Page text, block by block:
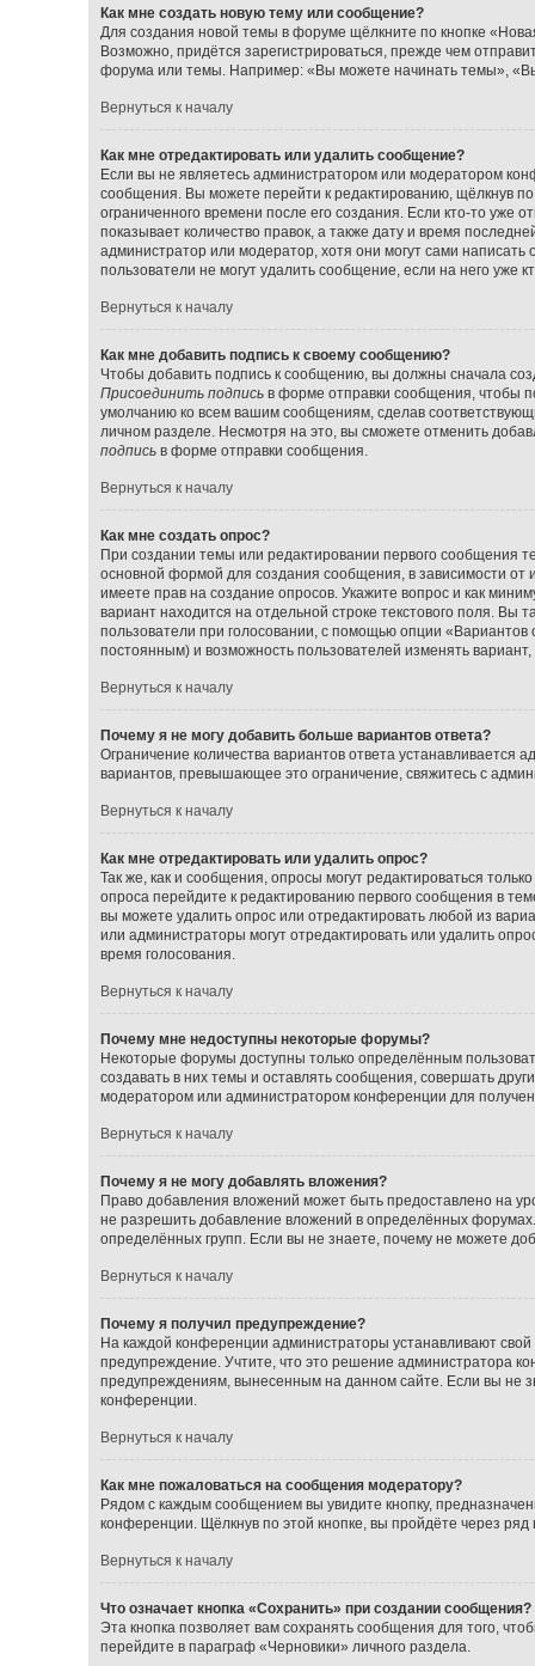
Как мне создать новую тему или сообщение?
Для создания новой темы в форуме щёлкните по кнопке
Возможно, придётся зарегистрироваться, прежде чем
форума или темы. Например: «Вы можете начинать темы»,
Вернуться к началу
Как мне отредактировать или удалить сообщение?
Если вы не являетесь администратором или модератором
сообщения. Вы можете перейти к редактированию, щёлкнув
ограниченного времени после его создания. Если кто-то уже
показывает количество правок, а также дату и время
администратор или модератор, хотя они могут сами
пользователи не могут удалить сообщение, если на него уже
Вернуться к началу
Как мне добавить подпись к своему сообщению?
Чтобы добавить подпись к сообщению, вы должны сначала
Присоединить подписьв форме отправки сообщения, чтобы
умолчанию ко всем вашим сообщениям, сделав
личном разделе. Несмотря на это, вы сможете отменить
подписьв форме отправки сообщения.
Вернуться к началу
Как мне создать опрос?
При создании темы или редактировании первого сообщения
основной формой для создания сообщения, в зависимости от
имеете прав на создание опросов. Укажите вопрос и как
вариант находится на отдельной строке текстового поля. Вы
пользователи при голосовании, с помощью опции «Вариантов
постоянным) и возможность пользователей изменять
Вернуться к началу
Почему я не могу добавить больше вариантов ответа?
Ограничение количества вариантов ответа
вариантов, превышающее это ограничение, свяжитесь с
Вернуться к началу
Как мне отредактировать или удалить опрос?
Так же, как и сообщения, опросы могут редактироваться
опроса перейдите к редактированию первого сообщения в
вы можете удалить опрос или отредактировать любой из
или администраторы могут отредактировать или удалить
время голосования.
Вернуться к началу
Почему мне недоступны некоторые форумы?
Некоторые форумы доступны только определённым
создавать в них темы и оставлять сообщения, совершать
модератором или администратором конференции для
Вернуться к началу
Почему я не могу добавлять вложения?
Право добавления вложений может быть предоставлено на
не разрешить добавление вложений в определённых
определённых групп. Если вы не знаете, почему не можете
Вернуться к началу
Почему я получил предупреждение?
На каждой конференции администраторы устанавливают
предупреждение. Учтите, что это решение администратора
предупреждениям, вынесенным на данном сайте. Если вы не
конференции.
Вернуться к началу
Как мне пожаловаться на сообщения модератору?
Рядом с каждым сообщением вы увидите кнопку,
конференции. Щёлкнув по этой кнопке, вы пройдёте через
Вернуться к началу
Что означает кнопка «Сохранить» при создании сообщения?
Эта кнопка позволяет вам сохранять сообщения для того,
перейдите в параграф «Черновики» личного раздела.